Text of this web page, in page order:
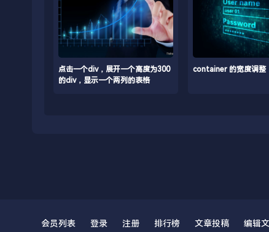
点击一个div，展开一个高度为300
的div，显示一个两列的表格
container 的宽度调整
会员列表 登录 注册 排行榜 文章投稿 编辑